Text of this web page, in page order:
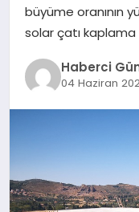
SAĞLIK
TEKNOLOJI
büyüme oranının
solar çatı
Haberci
04 Haziran